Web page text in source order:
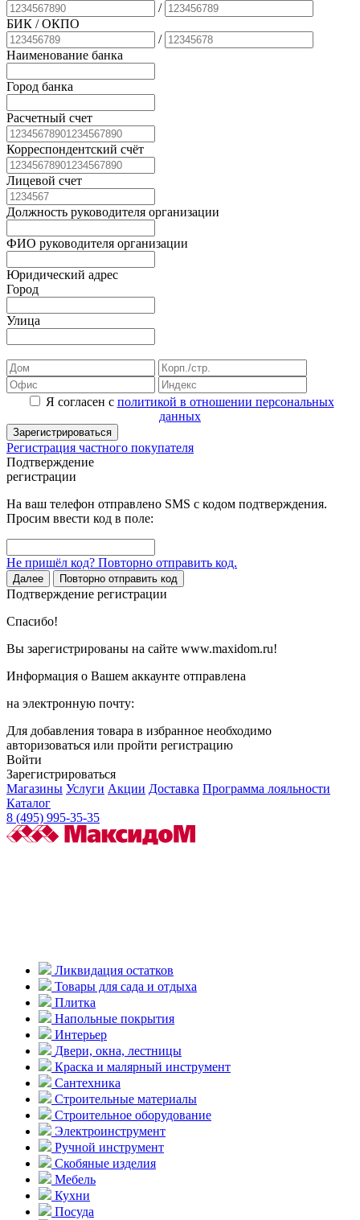
/
БИК / ОКПО
/
Наименование банка
Город банка
Расчетный счет
Корреспондентский счёт
Лицевой счет
Должность руководителя организации
ФИО руководителя организации
Юридический адрес
Город
Улица
Я согласен с политикой в отношении персональных
данных
Зарегистрироваться
Регистрация частного покупателя
Подтверждение
регистрации
На ваш телефон отправлено SMS с кодом подтверждения.
Просим ввести код в поле:
Не пришёл код? Повторно отправить код.
Далее Повторно отправить код
Подтверждение регистрации
Спасибо!
Вы зарегистрированы на сайте www.maxidom.ru!
Информация о Вашем аккаунте отправлена
на электронную почту:
Для добавления товара в избранное необходимо
авторизоваться или пройти регистрацию
Войти
Зарегистрироваться
Магазины Услуги Акции Доставка Программа лояльности
Каталог
8 (495) 995-35-35
Ликвидация остатков
Товары для сада и отдыха
Плитка
Напольные покрытия
Интерьер
Двери, окна, лестницы
Краска и малярный инструмент
Сантехника
Строительные материалы
Строительное оборудование
Электроинструмент
Ручной инструмент
Скобяные изделия
Мебель
Кухни
Посуда